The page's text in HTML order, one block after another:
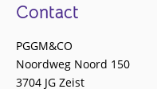
Footer
Contact
PGGM&CO
Noordweg Noord 150
3704 JG Zeist